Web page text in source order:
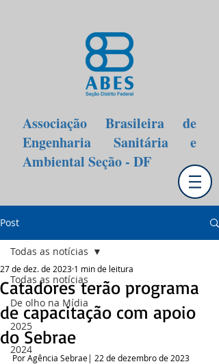
Associação Brasileira de
Engenharia Sanitária e
Ambiental Seção - DF
Post
Todas as notícias
De olho na Mídia
2025
2024
Todas as notícias
Catadores terão programa
de capacitação com apoio
do Sebrae
27 de dez. de 2023 1 min de leitura
Por Agência Sebrae| 22 de dezembro de 2023